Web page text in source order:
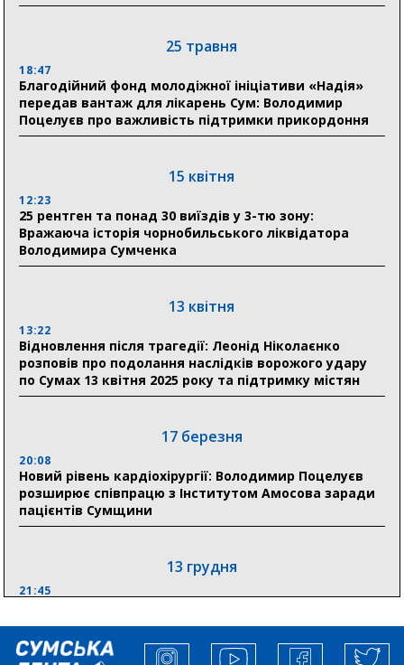
Понад 8 мільйонів книжок згоріли. Як допомогти
«Ранку» та іншим видавництвам відновитися
04 серпня
20:41
на пенсії, страхові виплати та підтримку
03 серпня
18:54
прифронтової Сумщини: перша група оздоровилася
18:30
Ніколаєнко: у Сумах погодили 115 компенсацій на
відновлення житла майже на 6,6 млн грн
31 липня
21:01
До 19 400 гривень на паливо: Пенсійний фонд
Сумщини пояснив, як отримати допомогу на зиму
25 травня
18:47
Благодійний фонд молодіжної ініціативи «Надія»
передав вантаж для лікарень Сум: Володимир
Поцелуєв про важливість підтримки прикордоння
15 квітня
12:23
25 рентген та понад 30 виїздів у 3-тю зону:
Вражаюча історія чорнобильського ліквідатора
Володимира Сумченка
13 квітня
13:22
Відновлення після трагедії: Леонід Ніколаєнко
розповів про подолання наслідків ворожого удару
по Сумах 13 квітня 2025 року та підтримку містян
17 березня
20:08
Новий рівень кардіохірургії: Володимир Поцелуєв
розширює співпрацю з Інститутом Амосова заради
пацієнтів Сумщини
13 грудня
21:45
збільшити завантаження стратегічних українських
виробників”, – нардеп Максим Гузенко